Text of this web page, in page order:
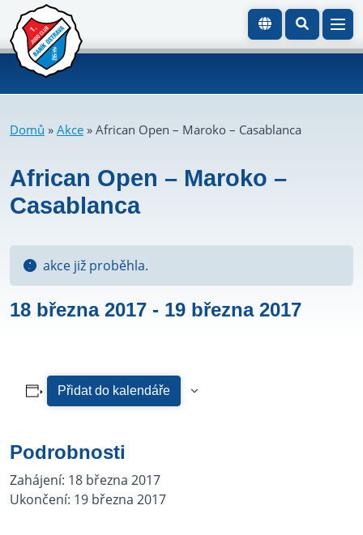
Domů » Akce » African Open – Maroko – Casablanca
African Open – Maroko –
Casablanca
akce již proběhla.
18 března 2017 - 19 března 2017
Přidat do kalendáře
Podrobnosti
Zahájení: 18 března 2017
Ukončení: 19 března 2017